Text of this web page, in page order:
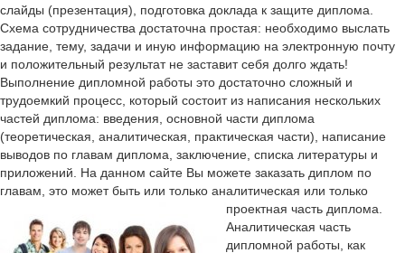
слайды (презентация), подготовка доклада к защите диплома.
Схема сотрудничества достаточна простая: необходимо выслать
задание, тему, задачи и иную информацию на электронную почту
и положительный результат не заставит себя долго ждать!
Выполнение дипломной работы это достаточно сложный и
трудоемкий процесс, который состоит из написания нескольких
частей диплома: введения, основной части диплома
(теоретическая, аналитическая, практическая части), написание
выводов по главам диплома, заключение, списка литературы и
приложений. На данном сайте Вы можете заказать диплом по
главам, это может быть или только аналитическая или только
проектная часть диплома.
Аналитическая часть
дипломной работы, как